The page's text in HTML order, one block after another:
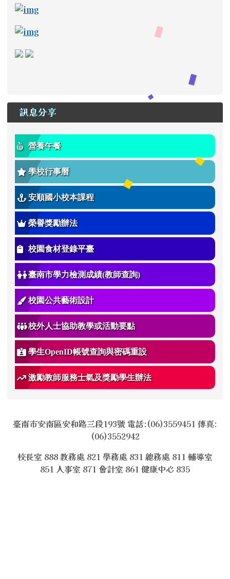
link to https://read.tn.edu.tw/ _blank
link to https://estdpassport.tn.edu.tw/
link to https://saaassessment.ntcu.edu.tw/
link to https://tbeerc.tn.edu.tw/ \_blank
訊息分享
營養午餐
學校行事曆
安順國小校本課程
榮譽獎勵辦法
校園食材登錄平臺
臺南市學力檢測成績(教師查詢)
校園公共藝術設計
校外人士協助教學或活動要點
學生OpenID帳號查詢與密碼重設
激勵教師服務士氣及獎勵學生辦法
臺南市安南區安和路三段193號 電話:(06)3559451 傳真:
(06)3552942
校長室 888 教務處 821 學務處 831 總務處 811 輔導室
851 人事室 871 會計室 861 健康中心 835